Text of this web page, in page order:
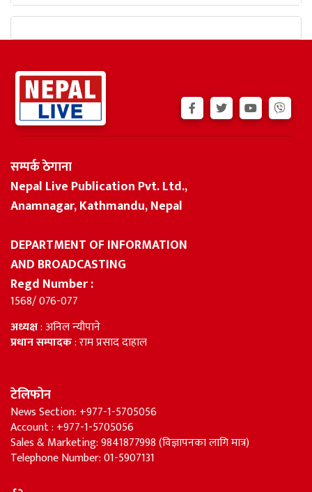
सम्पर्क ठेगाना
Nepal Live Publication Pvt. Ltd.,
Anamnagar, Kathmandu, Nepal
DEPARTMENT OF INFORMATION
AND BROADCASTING
Regd Number :
1568/ 076-077
अध्यक्ष: अनिल न्यौपाने
प्रधान सम्पादक: राम प्रसाद दाहाल
टेलिफोन
News Section: +977-1-5705056
Account : +977-1-5705056
Sales & Marketing: 9841877998 (विज्ञापनका लागि मात्र)
Telephone Number: 01-5907131